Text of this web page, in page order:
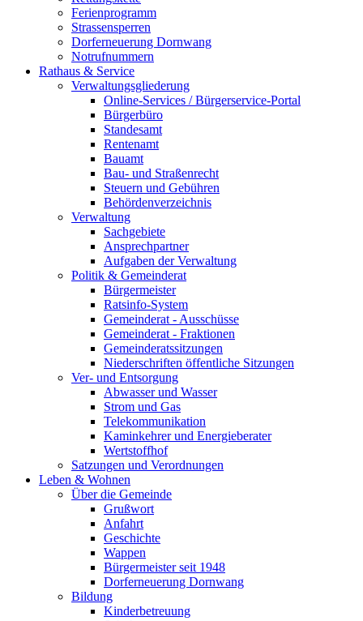
Ferienprogramm
Strassensperren
Dorferneuerung Dornwang
Notrufnummern
Rathaus & Service
Verwaltungsgliederung
Online-Services / Bürgerservice-Portal
Bürgerbüro
Standesamt
Rentenamt
Bauamt
Bau- und Straßenrecht
Steuern und Gebühren
Behördenverzeichnis
Verwaltung
Sachgebiete
Ansprechpartner
Aufgaben der Verwaltung
Politik & Gemeinderat
Bürgermeister
Ratsinfo-System
Gemeinderat - Ausschüsse
Gemeinderat - Fraktionen
Gemeinderatssitzungen
Niederschriften öffentliche Sitzungen
Ver- und Entsorgung
Abwasser und Wasser
Strom und Gas
Telekommunikation
Kaminkehrer und Energieberater
Wertstoffhof
Satzungen und Verordnungen
Leben & Wohnen
Über die Gemeinde
Grußwort
Anfahrt
Geschichte
Wappen
Bürgermeister seit 1948
Dorferneuerung Dornwang
Bildung
Kinderbetreuung